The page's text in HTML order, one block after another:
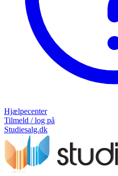
Hjælpecenter
Tilmeld / log på
Studiesalg.dk